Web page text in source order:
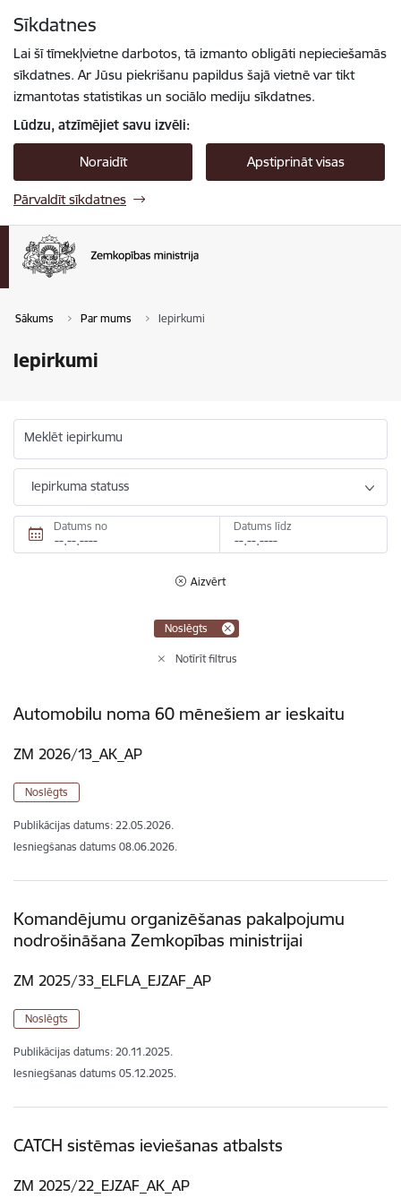
Sīkdatnes
Lai šī tīmekļvietne darbotos, tā izmanto obligāti nepieciešamās
sīkdatnes. Ar Jūsu piekrišanu papildus šajā vietnē var tikt
izmantotas statistikas un sociālo mediju sīkdatnes.
Lūdzu, atzīmējiet savu izvēli:
Noraidīt Apstiprināt visas
Pārvaldīt sīkdatnes
Sākums Par mums Iepirkumi
Iepirkumi
Meklēt iepirkumu
Iepirkuma statuss
Datums no Datums līdz
Aizvērt
Noslēgts
Notīrīt filtrus
Automobilu noma 60 mēnešiem ar ieskaitu
ZM 2026/13_AK_AP
Noslēgts
Publikācijas datums: 22.05.2026.
Iesniegšanas datums 08.06.2026.
Komandējumu organizēšanas pakalpojumu
nodrošināšana Zemkopības ministrijai
ZM 2025/33_ELFLA_EJZAF_AP
Noslēgts
Publikācijas datums: 20.11.2025.
Iesniegšanas datums 05.12.2025.
CATCH sistēmas ieviešanas atbalsts
ZM 2025/22_EJZAF_AK_AP